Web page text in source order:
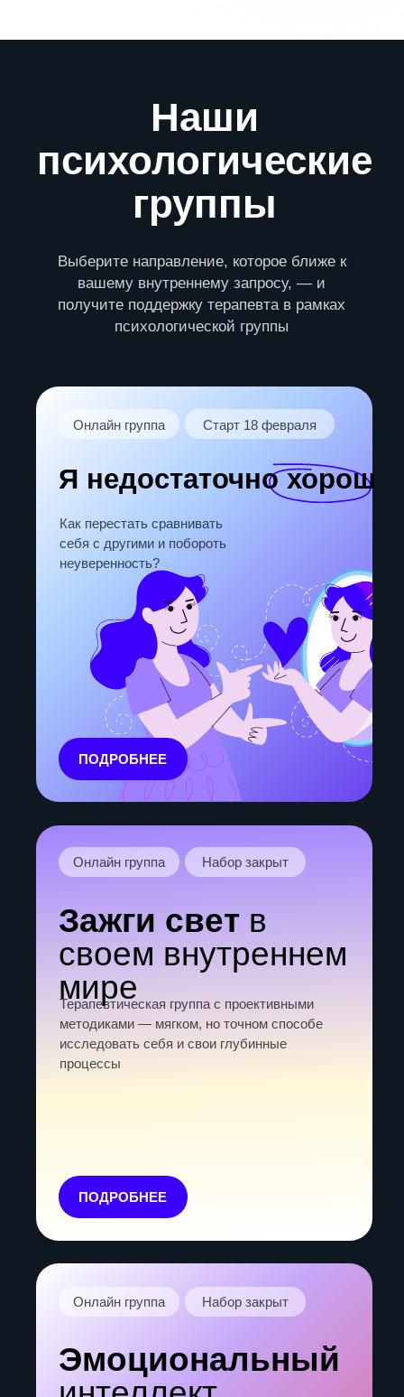
Психологическая группа для
тех, кто хочет развить эмпатию
Эмоциональный
интеллект
Психологическая группа поддержки для
Родительский
остров
ПОДРОБНЕЕ
Психологическая группа для
тех, кто хочет раскрыть свою
страхов и блоков, обрести
уверенность и наукчится
жизни
Сексуальность
Энергия жизни
Набор закрыт
Онлайн группа
ПОДРОБНЕЕ
Психологическая группа поддержки о том, как
справиться с горем и начать новый этап жизни
после утраты